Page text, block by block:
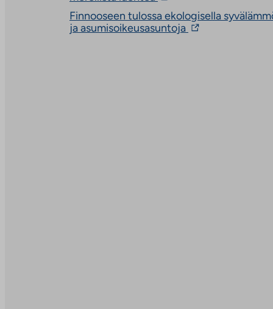
ulkopuoliseen
palveluun.
Finnooseen tulossa ekologisella
ja asumisoikeusasuntoja Linkki